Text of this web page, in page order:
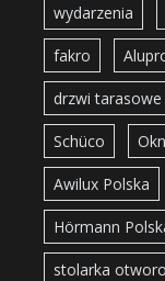
wydarzenia
fakro
drzwi tarasowe
Schüco
Awilux Polska
Hörmann
stolarka